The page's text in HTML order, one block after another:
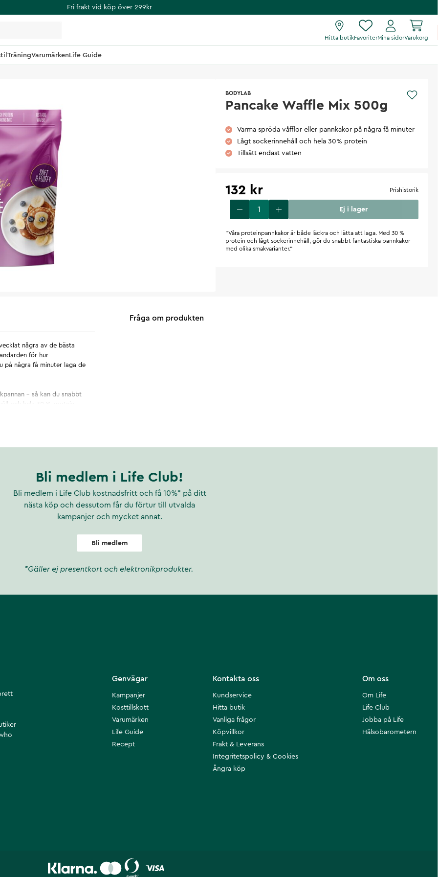
Fri frakt vid köp över 299kr
Hitta butikFavoriterMina sidorVarukorg
TräningVarumärkenLife Guide
BODYLAB
Pancake Waffle Mix 500g
Varma spröda våfflor eller pannkakor på några få minuter
Lågt sockerinnehåll och hela 30% protein
Tillsätt endast vatten
132 kr Prishistorik
Ej i lager
"Våra proteinpannkakor är både läckra och lätta att laga. Med 30 %
protein och lågt sockerinnehåll, gör du snabbt fantastiska pannkakor
med olika smakvarianter."
några av de bästa
för hur
på några få minuter laga de
- så kan du snabbt
och hela 30 % protein.
- vi har nämligen
Fråga om produkten
Bli medlem i Life Club!
Bli medlem i Life Club kostnadsfritt och få 10%* på ditt
nästa köp och dessutom får du förtur till utvalda
kampanjer och mycket annat.
Bli medlem
*Gäller ej presentkort och elektronikprodukter.
Om oss
Om Life
Life Club
Jobba på Life
Hälsobarometern
Kontakta oss
Kundservice
Hitta butik
Vanliga frågor
Köpvillkor
Frakt & Leverans
Integritetspolicy & Cookies
Ångra köp
Genvägar
Kampanjer
Kosttillskott
Varumärken
Life Guide
Recept